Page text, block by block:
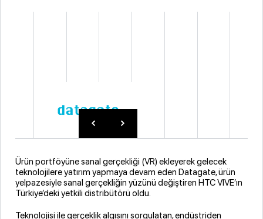
Ürün portföyüne sanal gerçekliği (VR) ekleyerek gelecek
teknolojilere yatırım yapmaya devam eden Datagate, ürün
yelpazesiyle sanal gerçekliğin yüzünü değiştiren HTC VIVE’ın
Türkiye’deki yetkili distribütörü oldu.
Teknolojisi ile gerçeklik algısını sorgulatan, endüstriden